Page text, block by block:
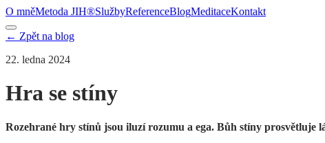
O mněMetoda JIH®SlužbyReferenceBlogMeditaceKontakt
← Zpět na blog
22. ledna 2024
Hra se stíny
Rozehrané hry stínů jsou iluzí rozumu a ega. Bůh stíny prosvětluje